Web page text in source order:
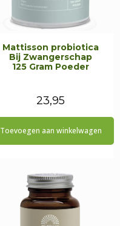
Mattisson probiotica
Bij Zwangerschap
125 Gram Poeder
23,95
Toevoegen aan winkelwagen